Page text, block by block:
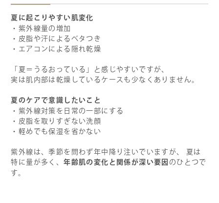
夏に起こりやすい肌変化
・紫外線量の増加
・皮脂や汗によるベタつき
・エアコンによる隠れ乾燥
「夏＝うるおっている」と感じやすいですが、
実は肌内部は乾燥しているケースも少なくありません。
夏のケアで意識したいこと
・紫外線対策を日常の一部にする
・皮脂を取りすぎない洗顔
・軽めでも保湿を省かない
紫外線は、季節を問わず年中降り注いでいますが、 夏は
特に量が多く、年齢肌の変化と関係が深い要因 のひとつで
す。